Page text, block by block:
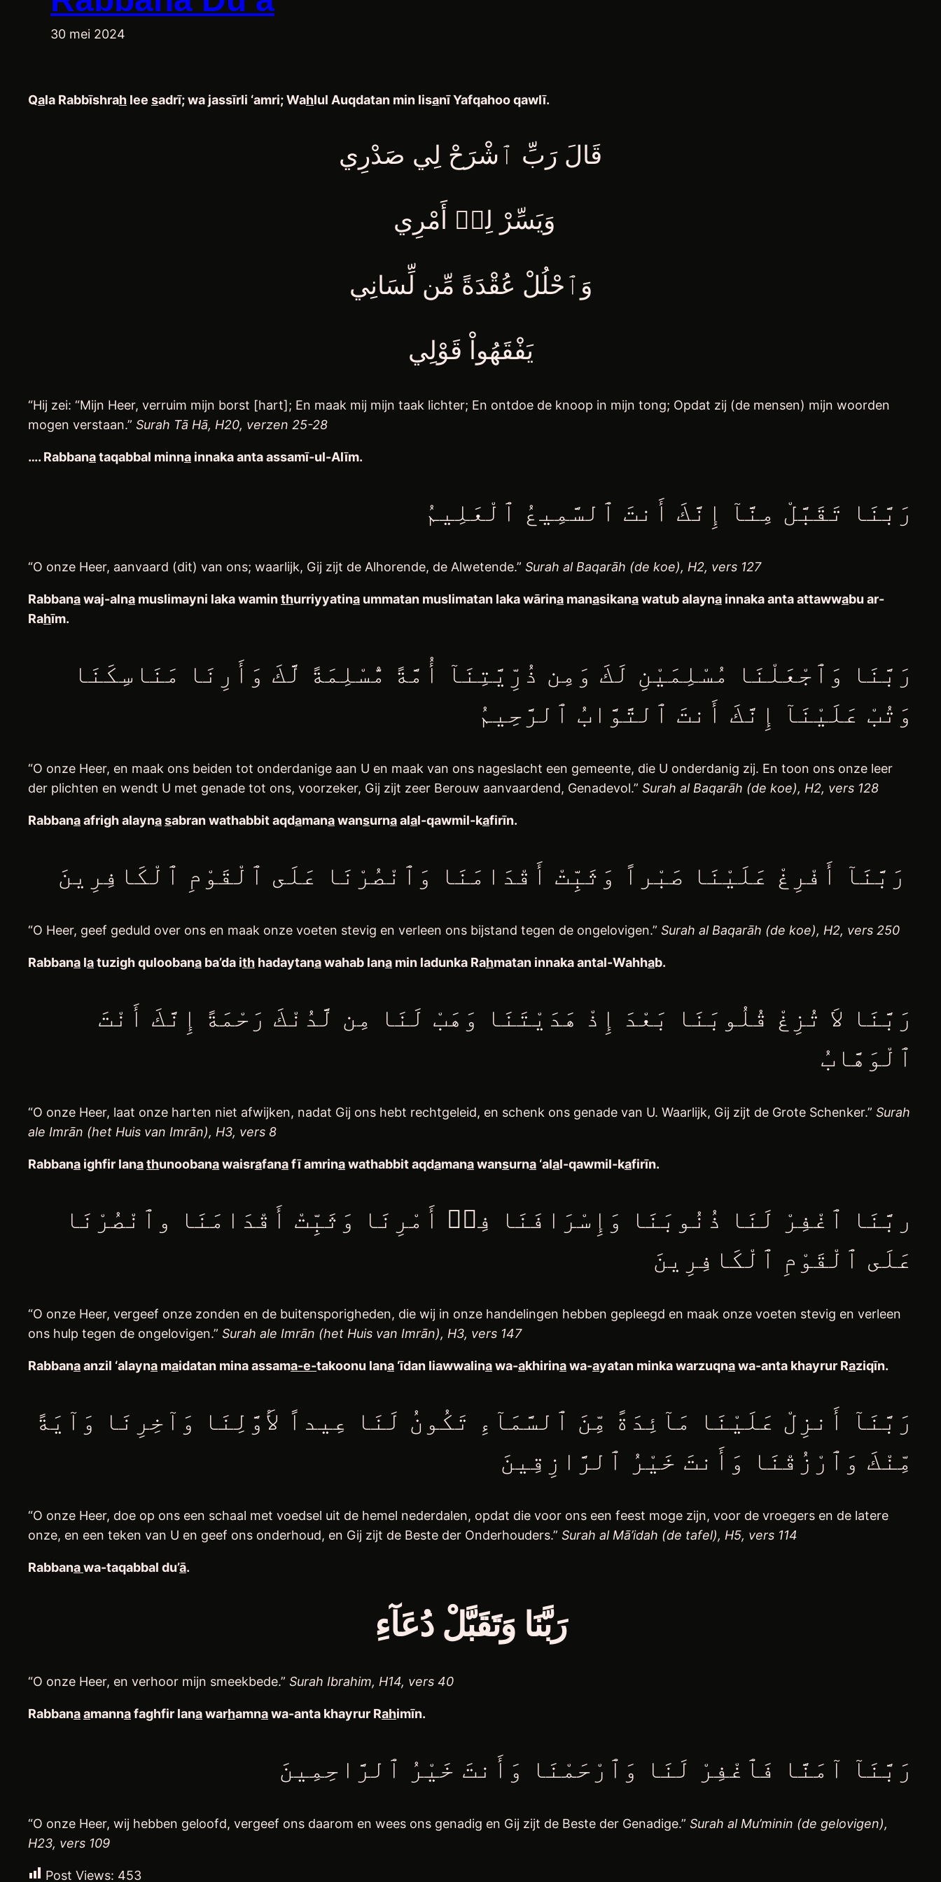
30 mei 2024
Qala Rabbīshrah lee sadrī; wa jassīrli ‘amri;Wahlul Auqdatan min lisanīYafqahoo qawlī.
قَالَ رَبِّ ٱشْرَحْ لِي صَدْرِي
وَيَسِّرْ لِيۤ أَمْرِي
وَٱحْلُلْ عُقْدَةً مِّن لِّسَانِي
يَفْقَهُواْ قَوْلِي
“Hij zei: “Mijn Heer, verruim mijn borst [hart]; En maak mij mijn taak lichter; En ontdoe de knoop in mijn tong; Opdat zij (de mensen) mijn woorden
mogen verstaan.” Surah Tā Hā, H20, verzen 25-28
…. Rabbanataqabbal minna innaka anta assamī-ul-Alīm.
رَبَّنَا تَقَبَّلْ مِنَّآ إِنَّكَ أَنتَ ٱلسَّمِيعُ ٱلْعَلِيمُ
“O onze Heer, aanvaard (dit) van ons; waarlijk, Gij zijt de Alhorende, de Alwetende.” Surah al Baqarāh (de koe), H2, vers 127
Rabbanawaj-alna muslimayni laka waminthurriyyatina ummatan muslimatan laka wārina manasikanawatub alayna innaka anta attawwabu ar-
Rahīm.
وَتُبْ عَلَيْنَآ إِنَّكَ أَنتَ ٱلتَّوَّابُ ٱلرَّحِيمُ
“O onze Heer, en maak ons beiden tot onderdanige aan U en maak van ons nageslacht een gemeente, die U onderdanig zij. En toon ons onze leer
der plichten en wendt U met genade tot ons, voorzeker, Gij zijt zeer Berouw aanvaardend, Genadevol.” Surah al Baqarāh (de koe), H2, vers 128
Rabbanaafrigh alaynasabran wathabbit aqdamanawansurnaalal-qawmil-kafirīn.
“O Heer, geef geduld over ons en maak onze voeten stevig en verleen ons bijstand tegen de ongelovigen.” Surah al Baqarāh (de koe), H2, vers 250
Rabbana latuzigh quloobana ba’da ith hadaytanawahab lana min ladunka Rahmatan innaka antal-Wahhab.
رَبَّنَا لاَ تُزِغْ قُلُوبَنَا بَعْدَ إِذْ هَدَيْتَنَا وَهَبْ لَنَا مِن لَّدُنْكَ رَحْمَةً إِنَّكَ أَنْتَ
ٱلْوَهَّابُ
“O onze Heer, laat onze harten niet afwijken, nadat Gij ons hebt rechtgeleid, en schenk ons genade van U. Waarlijk, Gij zijt de Grote Schenker.” Surah
ale Imrān (het Huis van Imrān), H3, vers 8
Rabbana ighfir lanathunoobanawaisrafanafī amrinawathabbit aqdamanawansurna ‘alal-qawmil-kafirīn.
ربَّنَا ٱغْفِرْ لَنَا ذُنُوبَنَا وَإِسْرَافَنَا فِيۤ أَمْرِنَا وَثَبِّتْ أَقْدَامَنَا وٱنْصُرْنَا
عَلَى ٱلْقَوْمِ ٱلْكَافِرِينَ
“O onze Heer, vergeef onze zonden en de buitensporigheden, die wij in onze handelingen hebben gepleegd en maak onze voeten stevig en verleen
ons hulp tegen de ongelovigen.” Surah ale Imrān (het Huis van Imrān), H3, vers 147
Rabbanaanzil ‘alayna maidatan mina assama-e-takoonu lana ‘īdan liawwalinawa-akhirinawa-ayatan minka warzuqnawa-anta khayrur Raziqīn.
رَبَّنَآ أَنزِلْ عَلَيْنَا مَآئِدَةً مِّنَ ٱلسَّمَآءِ تَكُونُ لَنَا عِيداً لأَوَّلِنَا وَآخِرِنَا وَآيَةً
مِّنْكَ وَٱرْزُقْنَا وَأَنتَ خَيْرُ ٱلرَّازِقِينَ
“O onze Heer, doe op ons een schaal met voedsel uit de hemel nederdalen, opdat die voor ons een feest moge zijn, voor de vroegers en de latere
onze, en een teken van U en geef ons onderhoud, en Gij zijt de Beste der Onderhouders.” Surah al Mā’idah (de tafel), H5, vers 114
Rabbanawa-taqabbal du’ā.
رَبَّنَا وَتَقَبَّلْ دُعَآءِ
“O onze Heer, en verhoor mijn smeekbede.” Surah Ibrahim, H14, vers 40
Rabbanaamannafaghfir lanawarhamnawa-anta khayrur Rahimīn.
رَبَّنَآ آمَنَّا فَٱغْفِرْ لَنَا وَٱرْحَمْنَا وَأَنتَ خَيْرُ ٱلرَّاحِمِينَ
“O onze Heer, wij hebben geloofd, vergeef ons daarom en wees ons genadig en Gij zijt de Beste der Genadige.” Surah al Mu’minin (de gelovigen),
H23, vers 109
Post Views: 453